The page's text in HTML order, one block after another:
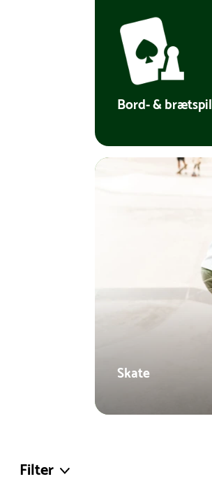
Bord- & brætspil
Skate
Filter